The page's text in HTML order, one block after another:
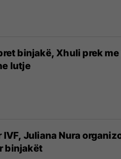
binjakë, Xhuli prek
lutje
IVF, Juliana Nura
binjakët